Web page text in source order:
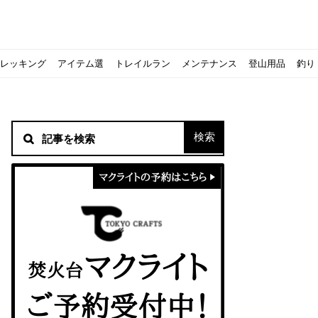
る！山梨県の九鬼山（くきやま）登山体験レポ
積雪期の谷川岳で今シーズン最後の雪山を堪能してきた
！売却する方法や条件、手続きの流れを確認
キャンプ場の宿泊や利用券をふるさと納税でゲット！おすすめ
に参加してきました
レストハウス水郷で持ち込みBBQしてみた
一生物のアウトドアブーツならダナー！3つの理由とおすすめア
に行ってみた！
ピコグリル入荷してます！ @小倉店
ランス・ボーヌトレッキング編〜
ベランピングアイディア7選！家にいながらおしゃれキャンプ♪
キャンプ用品の『ポイント買取』について
マクライトの口コミ・評判は？人気焚き火台の魅力・気になる
ッカーでも作れるおすすめレシピをご紹介
尾根」から槍ヶ岳へ！
【八ヶ岳最高峰へ】南八ヶ岳テント泊登山、赤岳〜横岳〜硫黄
ントスおすすめヘッドライトのご紹介
ングシューズはどちらを選ぶべき？｜サロモンの定番シューズで解
カリマーのおすすめリュック容量別12選｜目的別の選び方も合
ならスポルティバ！3つの理由とおすすめ7選
クライミングユーザー参加型の動画マップ「クライミングチャ
に教わる！『食感と旨みのタマゴサンド』の作り方
食うか食われるか、野生動物で一番怖いのは【17＃自分のキャ
ッキング
ズクイン』、人気の理由とおすすめウェアを紹介
【コスパ◎】キャンプデビューに最適！サウスフィールドのお
アイテム選
ズクイン』、人気の理由とおすすめウェアを紹介
【コスパ◎】キャンプデビューに最適！サウスフィールドのお
トレイルラン
｜サロモンの定番シューズで解説&ご紹介
しむために必要な装備6選【初級〜中級者向け】
トレラン初心者必見！日頃のトレーニングから中距離レースま
メンテナンス
！用途別おすすめ水筒を紹介！便利アイテムも
【こずチャンネル】使わなくなったキャンプ道具の行方！【初
登山用品
クを比較！人数・用途別でおすすめを紹介
クライミング道具はゼロポイントで揃えよう！種類別で人気ア
釣り
の体験レポート】
アジングロッドおすすめ10選！基本タックルから選び方まで紹介
フスキンの魅力と用途別おすすめリュック9選
ティートンブロスのブランドに込められた想いとは！？おすす
なの？いまどきの海外キャンプ事情をご紹介Part.1〜ロサンゼルス
パティシエキャンパーSakiさんに教わる！簡単『フルーツシロ
に教わる！簡単『フルーツシロップ』の作り方
パティシエキャンパーSakiさんに教わる！簡単アウトドアスイ
高！ほかほか『シュウマイ』の作り方
に教わる！パン好き必見！モチモチ『ベーグル』の作り方
パティシエキャンパーSakiさんに教わる！ピリ辛が後引くうま